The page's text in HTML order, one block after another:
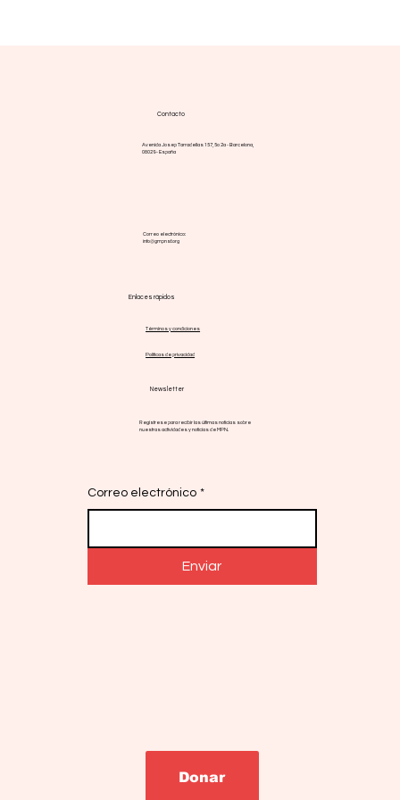
Newsletter
Regístrese para recibir las últimas noticias sobre
nuestras actividades y noticias de MPN.
Correo electrónico *
Enviar
Contacto
Avenida Josep Tarradellas 157, 5o 2a - Barcelona,
08029 - España
Correo electrónico:
info@gmpnsf.org
Enlaces rápidos
Términos y condiciones
Políticas de privacidad
Donar